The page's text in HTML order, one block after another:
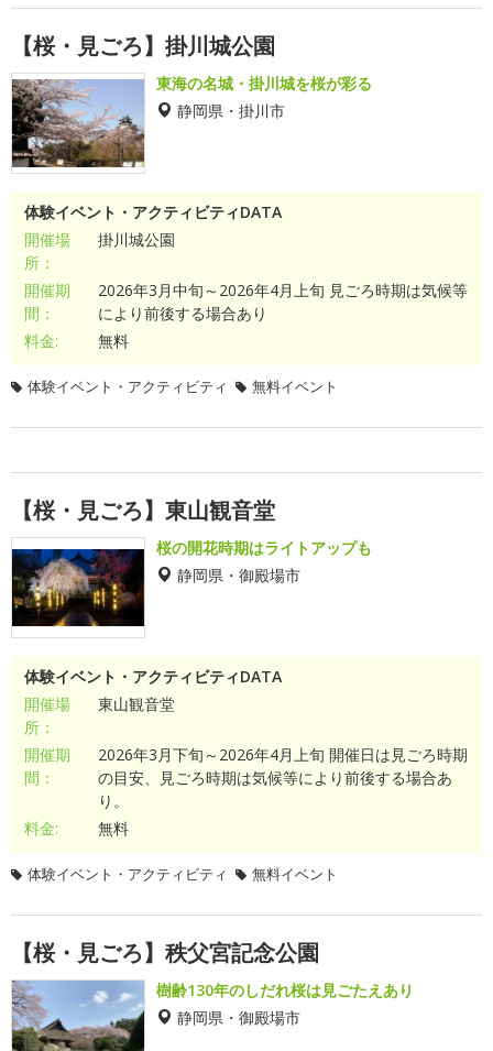
【桜・見ごろ】掛川城公園
東海の名城・掛川城を桜が彩る
静岡県・掛川市
体験イベント・アクティビティDATA
開催場
所：
掛川城公園
開催期
間：
2026年3月中旬～2026年4月上旬 見ごろ時期は気候等
により前後する場合あり
料金:
無料
体験イベント・アクティビティ 無料イベント
【桜・見ごろ】東山観音堂
桜の開花時期はライトアップも
静岡県・御殿場市
体験イベント・アクティビティDATA
開催場
所：
東山観音堂
開催期
間：
2026年3月下旬～2026年4月上旬 開催日は見ごろ時期
の目安、見ごろ時期は気候等により前後する場合あ
り。
料金:
無料
体験イベント・アクティビティ 無料イベント
【桜・見ごろ】秩父宮記念公園
樹齢130年のしだれ桜は見ごたえあり
静岡県・御殿場市